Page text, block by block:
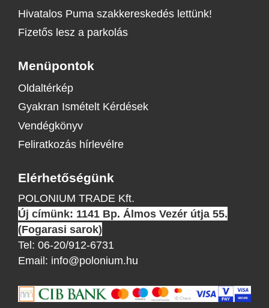
Hivatalos Puma szakkereskedés lettünk!
Fizetős lesz a parkolás
Menüpontok
Oldaltérkép
Gyakran Ismételt Kérdések
Vendégkönyv
Feliratkozás hírlevélre
Elérhetőségünk
POLONIUM TRADE Kft.
Új címünk: 1141 Bp. Álmos Vezér útja 55.
(Fogarasi sarok)
Tel: 06-20/912-6731
Email: info@polonium.hu